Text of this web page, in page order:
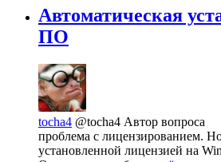
Автоматическая
ПО
tocha4 @tocha4 Автор вопроса
проблема с лицензированием.
установленной лицензией на